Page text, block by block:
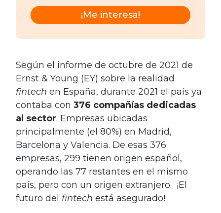
¡Me interesa!
Según el informe de octubre de 2021 de
Ernst & Young (EY) sobre la realidad
fintech en España, durante 2021 el país ya
contaba con 376 compañías dedicadas
al sector. Empresas ubicadas
principalmente (el 80%) en Madrid,
Barcelona y Valencia. De esas 376
empresas, 299 tienen origen español,
operando las 77 restantes en el mismo
país, pero con un origen extranjero. ¡El
futuro del fintech está asegurado!